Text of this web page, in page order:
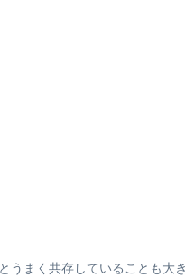
まく共存していることも大